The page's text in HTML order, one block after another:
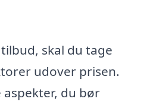
skal du tage
udover prisen.
aspekter, du bør